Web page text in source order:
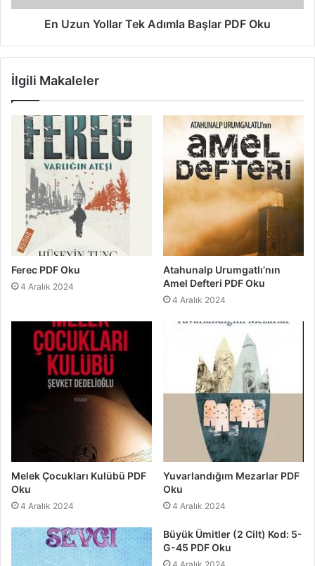
En Uzun Yollar Tek Adımla Başlar PDF Oku
İlgili Makaleler
Ferec PDF Oku
4 Aralık 2024
Atahunalp Urumgatlı’nın
Amel Defteri PDF Oku
4 Aralık 2024
Melek Çocukları Kulübü PDF
Oku
4 Aralık 2024
Yuvarlandığım Mezarlar PDF
Oku
4 Aralık 2024
Büyük Ümitler (2 Cilt) Kod: 5-
G-45 PDF Oku
4 Aralık 2024